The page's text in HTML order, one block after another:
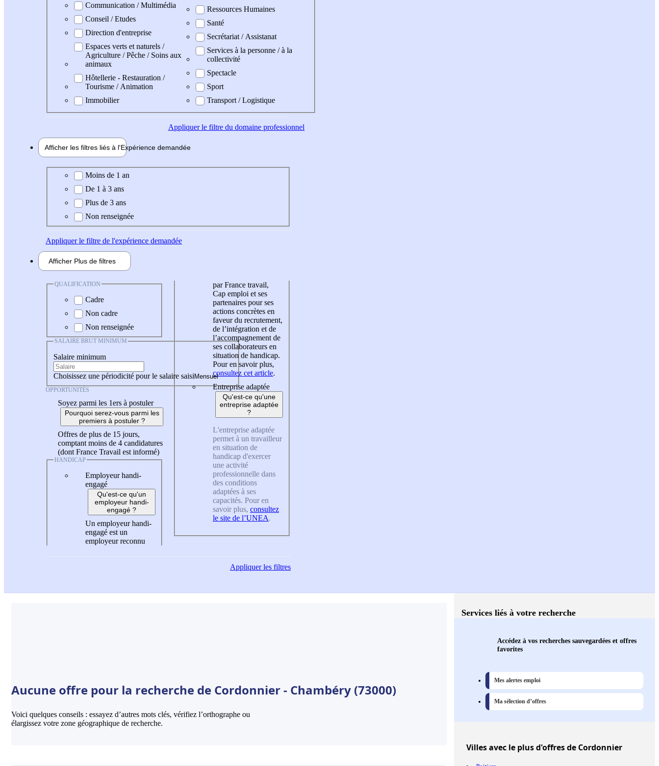
Communication / Multimédia
Conseil / Etudes
Direction d'entreprise
Espaces verts et naturels /
Agriculture / Pêche / Soins aux
animaux
Hôtellerie - Restauration /
Tourisme / Animation
Immobilier
Ressources Humaines
Santé
Secrétariat / Assistanat
Services à la personne / à la
collectivité
Spectacle
Sport
Transport / Logistique
Appliquerle filtre du domaine professionnel
Afficher les filtres liés à l'Expérience demandée
Expérience demandée
Moins de 1 an
De 1 à 3 ans
Plus de 3 ans
Non renseignée
Appliquerle filtre de l'expérience demandée
Afficher Plus de filtres
QUALIFICATION
Cadre
Non cadre
Non renseignée
SALAIRE BRUT MINIMUM
Salaire minimum
Choisissez une périodicité pour le salaire saisi
OPPORTUNITÉS
Soyez parmi les 1ers à postuler
Pourquoi serez-vous parmi les
premiers à postuler ?
Offres de plus de 15 jours,
comptant moins de 4 candidatures
(dont France Travail est informé)
HANDICAP
Employeur handi-
engagé
Qu'est-ce qu'un
employeur handi-
engagé ?
Un employeur handi-
engagé est un
employeur reconnu
par France travail,
Cap emploi et ses
partenaires pour ses
actions concrètes en
faveur du recrutement,
de l’intégration et de
l’accompagnement de
ses collaborateurs en
situation de handicap.
Pour en savoir plus,
consultez cet article.
Entreprise adaptée
Qu'est-ce qu'une
entreprise adaptée
?
L'entreprise adaptée
permet à un travailleur
en situation de
handicap d'exercer
une activité
professionnelle dans
des conditions
adaptées à ses
capacités. Pour en
savoir plus, consultez
le site de l’UNEA.
Appliquerles filtres
Aucune offre pour la recherche de Cordonnier - Chambéry (73000)
Voici quelques conseils : essayez d’autres mots clés, vérifiez l’orthographe ou
élargissez votre zone géographique de recherche.
Services liés à votre recherche
Accédez à vos recherches sauvegardées et offres
favorites
Mes alertes emploi
Ma sélection d’offres
Villesavec le plus d'offres de Cordonnier